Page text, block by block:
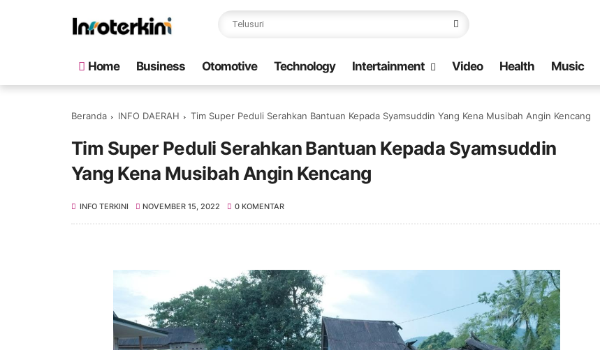
Home Business Otomotive Technology Intertainment Video Health Music
Beranda INFO DAERAH Tim Super Peduli Serahkan Bantuan Kepada Syamsuddin Yang Kena Musibah Angin Kencang
Tim Super Peduli Serahkan Bantuan Kepada Syamsuddin
Yang Kena Musibah Angin Kencang
INFO TERKINI NOVEMBER 15, 2022 0 KOMENTAR